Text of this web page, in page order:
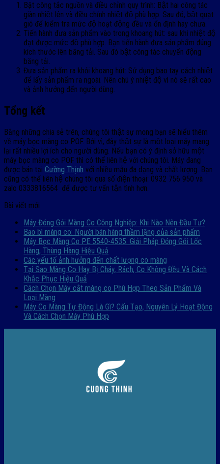
Bật công tắc nguồn và điều chỉnh quy trình: Bật hai công tác
giàn nhiệt lên và điều chỉnh nhiệt độ phù hợp. Sau đó, bật quạt
gió để kiểm tra mức độ hoạt động đều và ổn định hay chưa.
Tiến hành đưa sản phẩm vào trong khoang hút: sau khi nhiệt độ
đạt được mức độ phù hợp. Bạn tiến hành đưa sản phẩm đúng
kích thước lên băng tải. Sau đó bật công tác chuyển động
băng tải.
Đưa sản phẩm ra khỏi khoang hút: Sử dụng bao tay cách nhiệt
để lấy sản phẩm ra ngoài. Nên chú ý nhiệt độ vì nó sẽ rất cao
và ảnh hưởng đến người dùng.
Tổng kết
Bằng những chia sẻ trên, chúng tôi thật sự mong bạn sẽ hiểu thêm
về máy bọc màng co POF. Bởi vì, đây thật sự là một loại máy mang
lại rất nhiều lợi ích cho người dùng. Nếu bạn có ý định sở hữu một
máy bọc màng co POF thì có thể liên hệ với chúng tôi. Máy đang
được bán tại Cường Thịnh với nhiều mẫu đa dạng và chất lượng. Bạn
cũng có thể liên hệ chúng tôi qua số điện thoại: 0932 756 950 và
zalo 0333816564 để được tư vấn tận tình hơn.
Bài viết mới
Máy Đóng Gói Màng Co Công Nghiệp: Khi Nào Nên Đầu Tư?
Bao bì màng co: Người bán hàng thầm lặng của sản phẩm
Máy Bọc Màng Co PE 5540-4535: Giải Pháp Đóng Gói Lốc
Hàng, Thùng Hàng Hiệu Quả
Các yếu tố ảnh hưởng đến chất lượng co màng
Tại Sao Màng Co Hay Bị Cháy, Rách, Co Không Đều Và Cách
Khắc Phục Hiệu Quả
Cách Chọn Máy cắt màng co Phù Hợp Theo Sản Phẩm Và
Loại Màng
Máy Co Màng Tự Động Là Gì? Cấu Tạo, Nguyên Lý Hoạt Động
Và Cách Chọn Máy Phù Hợp